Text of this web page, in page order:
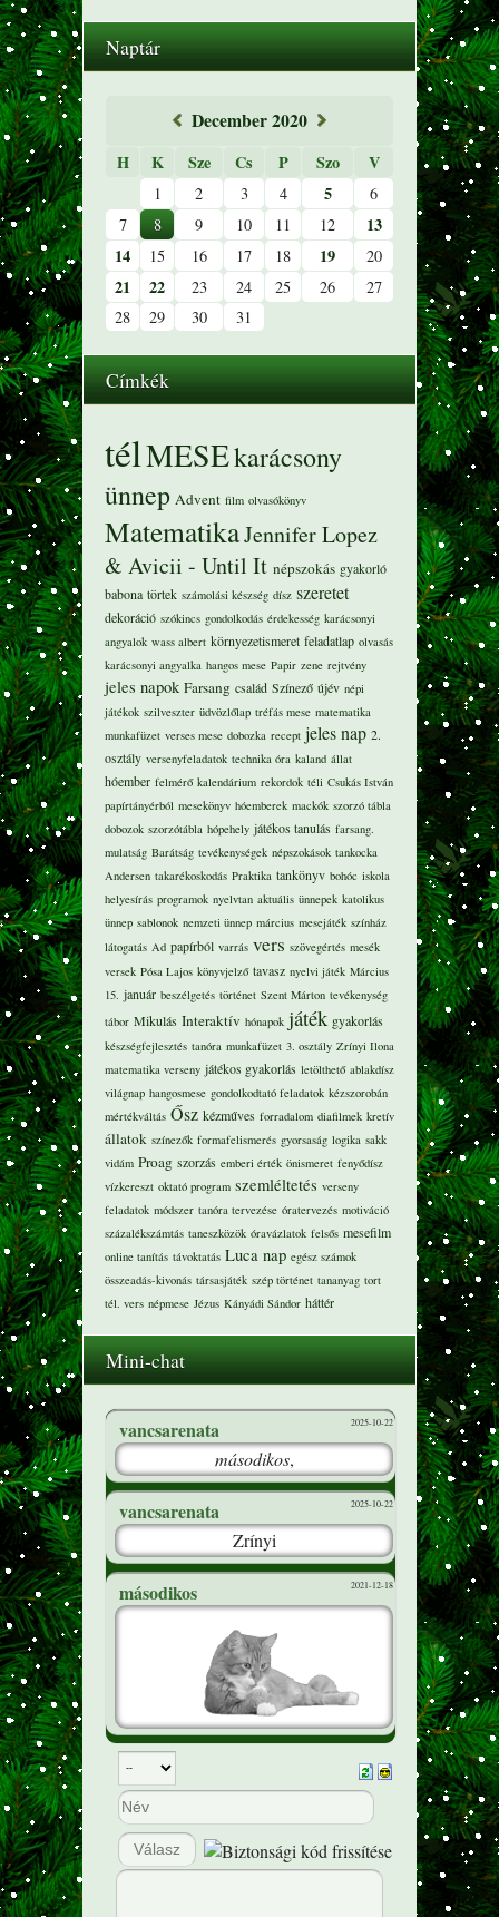
Naptár
December 2020
H K Sze Cs P Szo V
1 2 3 4 5
6
7
8 9 10 11 12
13
14
15 16 17 18 19 20
21 22 23 24 25 26
27
28
29 30 31
Címkék
télMESEkarácsony
ünnep Advent film olvasókönyv
MatematikaJennifer Lopez
& Avicii - Until It népszokás gyakorló
babona törtek számolási készség dísz szeretet
dekoráció szókincs gondolkodás érdekesség karácsonyi
angyalok wass albert környezetismeret feladatlap olvasás
karácsonyi angyalka hangos mese Papir zene rejtvény
jeles napok Farsang család Színező újév népi
játékok szilveszter üdvözlőlap tréfás mese matematika
munkafüzet verses mese dobozka recept jeles nap 2.
osztály versenyfeladatok technika óra kaland állat
hóember felmérő kalendárium rekordok téli Csukás István
papírtányérból mesekönyv hóemberek mackók szorzó tábla
dobozok szorzótábla hópehely játékos tanulás farsang.
mulatság Barátság tevékenységek népszokások tankocka
Andersen takarékoskodás Praktika tankönyv bohóc iskola
helyesírás programok nyelvtan aktuális ünnepek katolikus
ünnep sablonok nemzeti ünnep március mesejáték színház
látogatás Ad papírból varrás vers szövegértés mesék
versek Pósa Lajos könyvjelző tavasz nyelvi játék Március
15. január beszélgetés történet Szent Márton tevékenység
tábor Mikulás Interaktív hónapok játék gyakorlás
készségfejlesztés tanóra munkafüzet 3. osztály Zrínyi Ilona
matematika verseny játékos gyakorlás letölthető ablakdísz
világnap hangosmese gondolkodtató feladatok kézszorobán
mértékváltás Ősz kézműves forradalom diafilmek kretív
állatok színezők formafelismerés gyorsaság logika sakk
vidám Proag szorzás emberi érték önismeret fenyődísz
vízkereszt oktató program szemléltetés verseny
feladatok módszer tanóra tervezése óratervezés motiváció
százalékszámtás taneszközök óravázlatok felsős mesefilm
online tanítás távoktatás Luca nap egész számok
összeadás-kivonás társasjáték szép történet tananyag tort
tél. vers népmese Jézus Kányádi Sándor háttér
Mini-chat